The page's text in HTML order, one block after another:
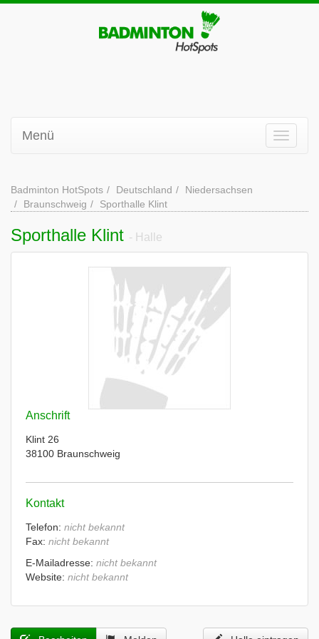
Menü
Badminton HotSpots Deutschland
Niedersachsen
Braunschweig
Sporthalle Klint
Sporthalle Klint - Halle
Anschrift
Klint 26
38100 Braunschweig
Kontakt
Telefon: nicht bekannt
Fax: nicht bekannt
E-Mailadresse: nicht bekannt
Website: nicht bekannt